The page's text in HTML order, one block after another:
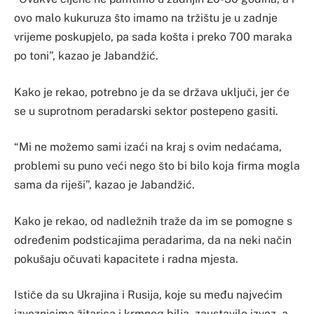
ovo malo kukuruza što imamo na tržištu je u zadnje
vrijeme poskupjelo, pa sada košta i preko 700 maraka
po toni”, kazao je Jabandžić.
Kako je rekao, potrebno je da se država uključi, jer će
se u suprotnom peradarski sektor postepeno gasiti.
“Mi ne možemo sami izaći na kraj s ovim nedaćama,
problemi su puno veći nego što bi bilo koja firma mogla
sama da riješi”, kazao je Jabandžić.
Kako je rekao, od nadležnih traže da im se pomogne s
određenim podsticajima peradarima, da na neki način
pokušaju očuvati kapacitete i radna mjesta.
Ističe da su Ukrajina i Rusija, koje su među najvećim